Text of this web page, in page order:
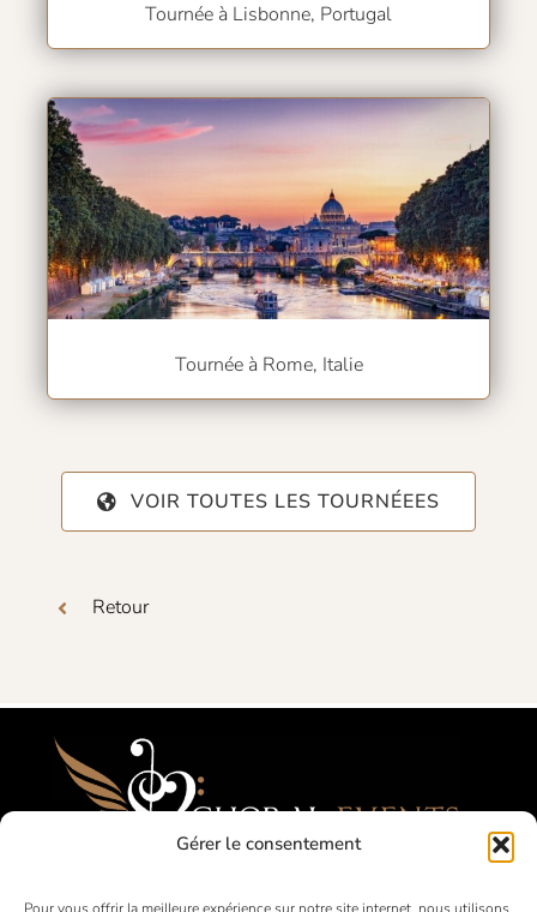
Gérer le consentement
Tournée à Lisbonne, Portugal
Tournée à Rome, Italie
VOIR TOUTES LES TOURNÉEES
Retour